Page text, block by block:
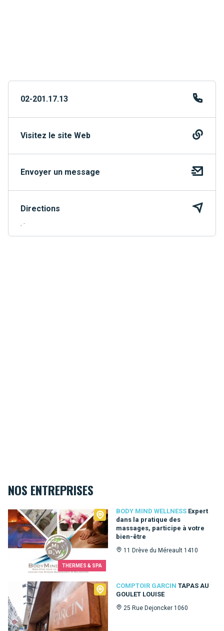
02-201.17.13
Visitez le site Web
Envoyer un message
Directions
, -
NOS ENTREPRISES
THERMES & SPA
BODY MIND WELLNESS Expert
dans la pratique des
massages, participe à votre
bien-être
11 Drève du Méreault 1410
Body Mind Wellness
COMPTOIR GARCIN TAPAS AU
GOULET LOUISE
25 Rue Dejoncker 1060
Comptoir Garcin